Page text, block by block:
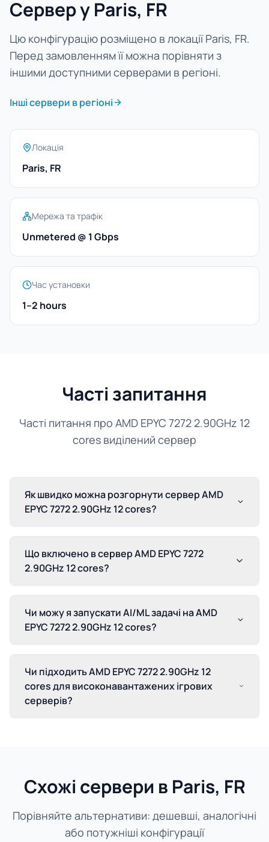
Сервер у Paris, FR
Цю конфігурацію розміщено в локації Paris, FR.
Перед замовленням її можна порівняти з
іншими доступними серверами в регіоні.
Інші сервери в регіоні
Локація
Paris, FR
Мережа та трафік
Unmetered @ 1 Gbps
Час установки
1–2 hours
Часті запитання
Часті питання про AMD EPYC 7272 2.90GHz 12
cores виділений сервер
Як швидко можна розгорнути сервер AMD
EPYC 7272 2.90GHz 12 cores?
Що включено в сервер AMD EPYC 7272
2.90GHz 12 cores?
Чи можу я запускати AI/ML задачі на AMD
EPYC 7272 2.90GHz 12 cores?
Чи підходить AMD EPYC 7272 2.90GHz 12
cores для високонавантажених ігрових
серверів?
Схожі сервери в Paris, FR
Порівняйте альтернативи: дешевші, аналогічні
або потужніші конфігурації